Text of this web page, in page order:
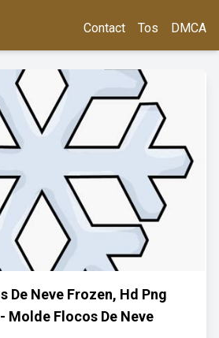
Contact Tos DMCA
De Neve Frozen, Hd Png
Molde Flocos De Neve